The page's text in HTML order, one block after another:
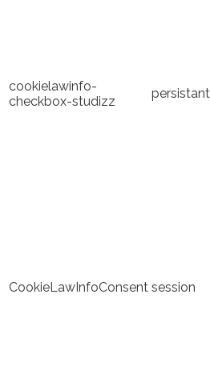
cookielawinfo-
checkbox-studizz
persistant
CookieLawInfoConsent session